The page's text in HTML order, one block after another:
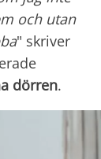
och utan
" skriver
dörren.